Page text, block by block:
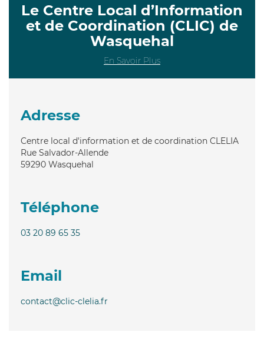
Le Centre Local d’Information
et de Coordination (CLIC) de
Wasquehal
En Savoir Plus
Adresse
Centre local d'information et de coordination CLELIA
Rue Salvador-Allende
59290 Wasquehal
Téléphone
03 20 89 65 35
Email
contact@clic-clelia.fr